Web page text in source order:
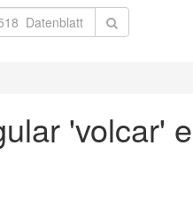
'volcar'